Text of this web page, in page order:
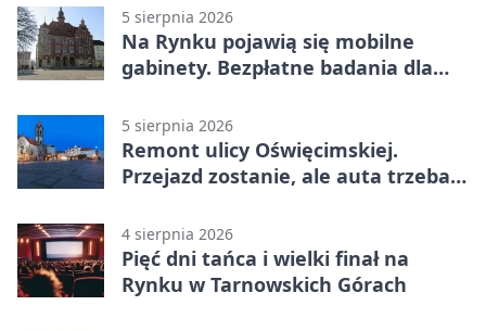
5 sierpnia 2026
Na Rynku pojawią się mobilne
gabinety. Bezpłatne badania dla
5 sierpnia 2026
Remont ulicy Oświęcimskiej.
Przejazd zostanie, ale auta trzeba
4 sierpnia 2026
Pięć dni tańca i wielki finał na
Rynku w Tarnowskich Górach